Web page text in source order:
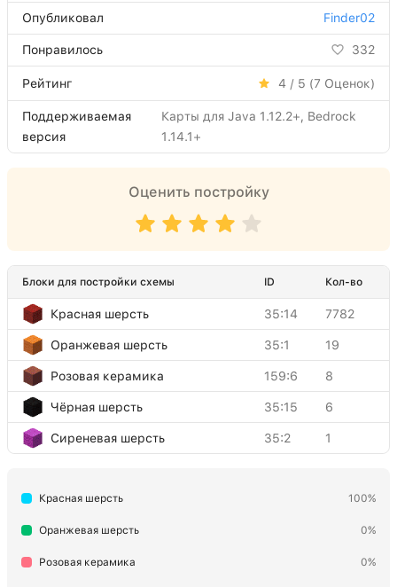
Опубликовал Finder02
Понравилось 332
Рейтинг 4 / 5 (7 Оценок)
Поддерживаемая
версия
Карты для Java 1.12.2+, Bedrock
1.14.1+
Оценить постройку
Блоки для постройки схемы ID Кол-во
Красная шерсть 35:14 7782
Оранжевая шерсть 35:1 19
Розовая керамика 159:6 8
Чёрная шерсть 35:15 6
Сиреневая шерсть 35:2 1
Красная шерсть 100%
Оранжевая шерсть 0%
Розовая керамика 0%